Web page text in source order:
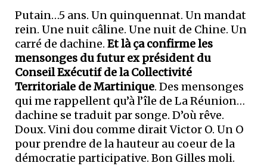
Putain…5 ans. Un quinquennat. Un mandat
rein. Une nuit câline. Une nuit de Chine. Un
carré de dachine. Et là ça confirme les
mensonges du futur ex président du
Conseil Exécutif de la Collectivité
Territoriale de Martinique. Des mensonges
qui me rappellent qu’à l’île de La Réunion…
dachine se traduit par songe. D’où rêve.
Doux. Vini dou comme dirait Victor O. Un O
pour prendre de la hauteur au coeur de la
démocratie participative. Bon Gilles moli.